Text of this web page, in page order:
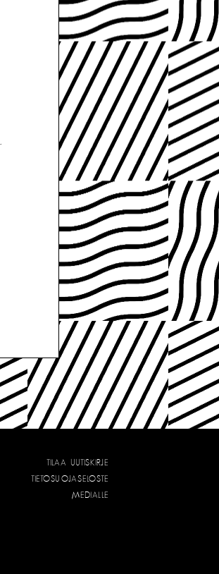
TILAA UUTISKIRJE
TIETOSUOJASELOSTE
MEDIALLE